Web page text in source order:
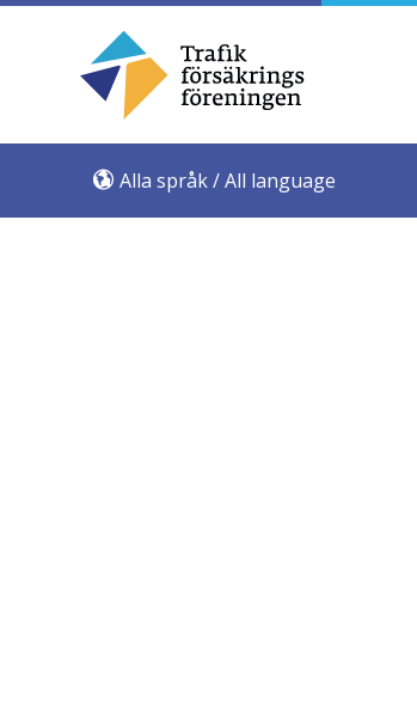
Alla språk / All language